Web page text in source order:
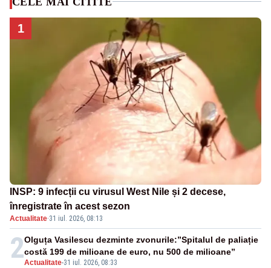
1
INSP: 9 infecții cu virusul West Nile și 2 decese,
înregistrate în acest sezon
Actualitate·31 iul. 2026, 08:13
2Actualitate-31 iul. 2026, 08:33
Olguța Vasilescu dezminte zvonurile:”Spitalul de paliație
costă 199 de milioane de euro, nu 500 de milioane”